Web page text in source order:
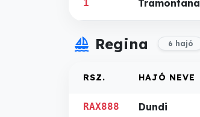
1 Tramontana
sailing Regina 6 hajó
RSZ. HAJÓ NEVE
RAX888 Dundi